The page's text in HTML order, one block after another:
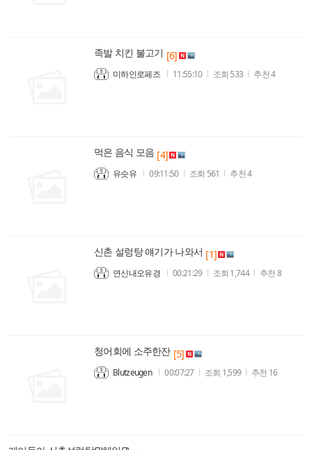
족발 치킨 불고기 [6]
미하인로페즈 11:55:10 조회 533 추천4
먹은 음식 모음 [4]
유슷유 09:11:50 조회 561 추천4
신촌 설렁탕 얘기가 나와서 [1]
연신내오유경 00:21:29 조회 1,744 추천 8
청어회에 소주한잔 [5]
Blutzeugen 00:07:27 조회 1,599 추천 16